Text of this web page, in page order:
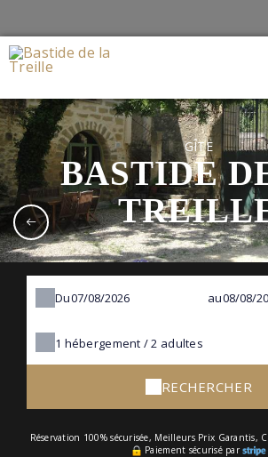
GÎTE
BASTIDE
Du au
1 hébergement /2 adultes
RECHERCHER
Réservation 100% sécurisée, Meilleurs Prix Garantis,
Paiement sécurisé par